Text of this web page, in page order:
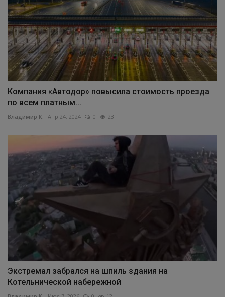
Компания «Автодор» повысила стоимость проезда
по всем платным...
Владимир К. Апр 24, 2024 0 23
Экстремал забрался на шпиль здания на
Котельнической набережной